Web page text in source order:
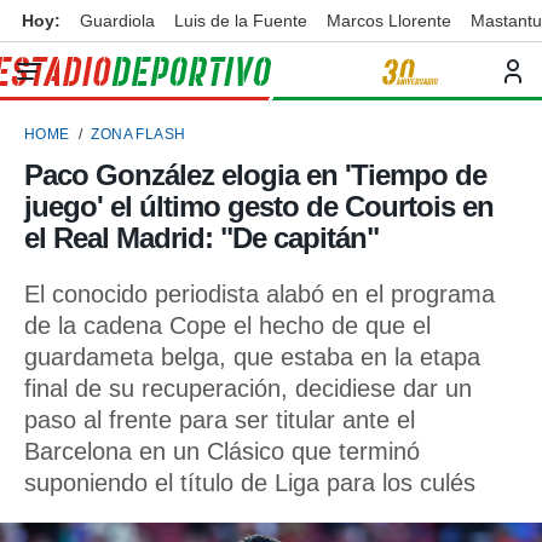
de
por
para
la
se
calidad.
las
y
forma
digital
Hoy: Guardiola Luis de la Fuente Marcos Llorente
HOME ZONA FLASH
Paco González elogia en 'Tiempo de
juego' el último gesto de Courtois en
el Real Madrid: "De capitán"
El conocido periodista alabó en el programa
de la cadena Cope el hecho de que el
guardameta belga, que estaba en la etapa
final de su recuperación, decidiese dar un
paso al frente para ser titular ante el
Barcelona en un Clásico que terminó
suponiendo el título de Liga para los culés